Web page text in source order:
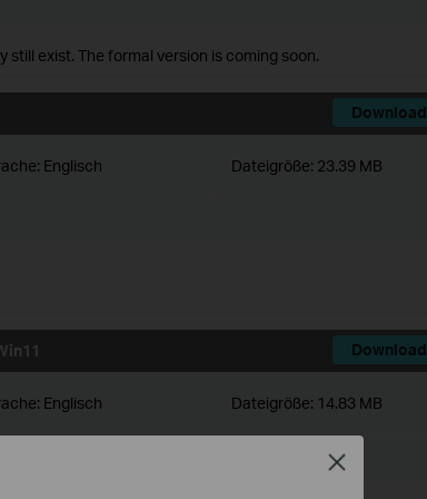
still exist. The formal version is coming soon.
Download
Englisch Dateigröße: 23.39 MB
Download
Englisch Dateigröße: 14.83 MB
Close